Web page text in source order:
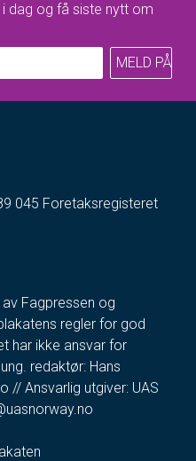
dag og få siste nytt om
045 Foretaksregisteret
Fagpressen og
regler for god
har ikke ansvar for
redaktør: Hans
// Ansvarlig utgiver: UAS